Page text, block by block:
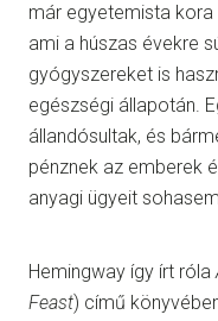
már egyetemista
ami a húszas évekre
gyógyszereket is
egészségi állapotán.
állandósultak, és
pénznek az emberek
anyagi ügyeit
Hemingway így írt róla
Feast) című